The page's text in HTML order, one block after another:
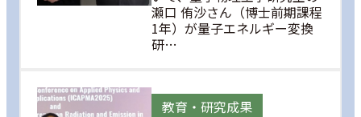
瀬口 侑沙さん（博士前期課程
1年）が量子エネルギー変換
研…
教育・研究成果